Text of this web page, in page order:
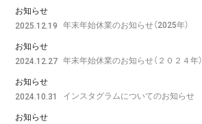
2025.12.19
お知らせ
年末年始休業のお知らせ（2025年）
2024.12.27
お知らせ
年末年始休業のお知らせ（２０２４年）
2024.10.31
お知らせ
インスタグラムについてのお知らせ
お知らせ